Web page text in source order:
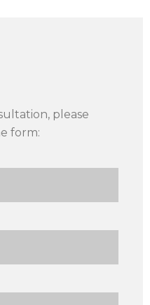
please
form: